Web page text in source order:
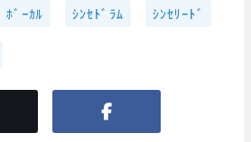
ﾎﾞｰｶﾙ ｼﾝｾﾄﾞﾗﾑ ｼﾝｾﾘｰﾄﾞ